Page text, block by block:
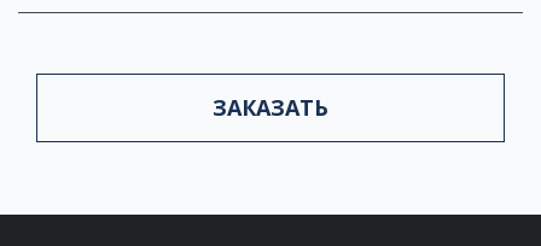
ЗАКАЗАТЬ